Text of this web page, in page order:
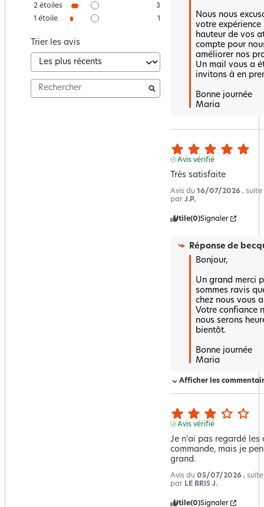
2 étoiles
3
1 étoile 1
Trier les avis
Nous nous
votre expérience
hauteur de vos
compte pour
améliorer nos
Un mail vous a
invitons à en
Bonne journée
Maria
Avis vérifié
Très satisfaite
Avis du 16/07/2026 , suite
par J.P.
Utile(0)Signaler
Réponse de
Bonjour,
Un grand merci
sommes ravis
chez nous vous
Votre confiance
nous serons
bientôt.
Bonne journée
Maria
Afficher les
Avis vérifié
Je n'ai pas regardé les
commande, mais je
grand.
Avis du 05/07/2026 ,
par LE BRIS J.
Utile(0)Signaler